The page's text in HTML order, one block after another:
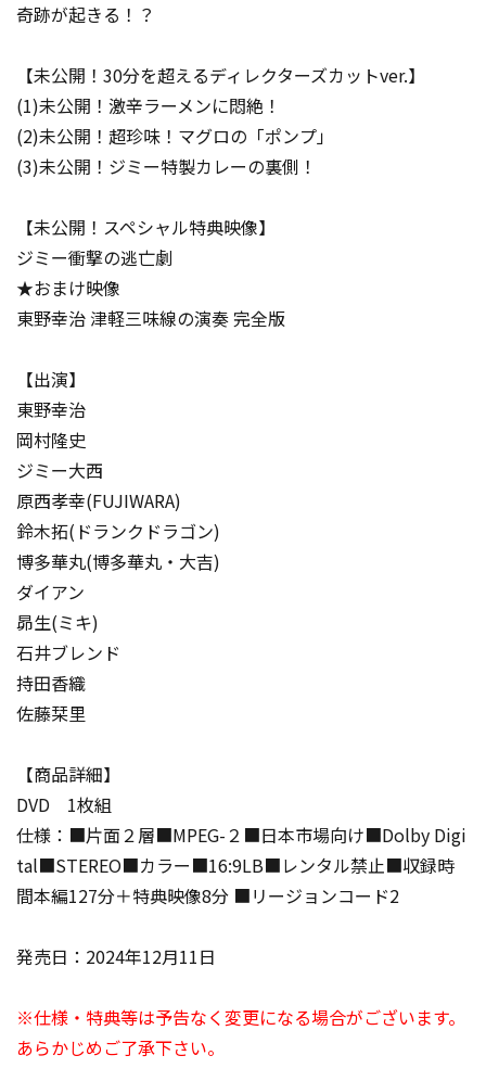
奇跡が起きる！？
【未公開！30分を超えるディレクターズカットver.】
(1)未公開！激辛ラーメンに悶絶！
(2)未公開！超珍味！マグロの「ポンプ」
(3)未公開！ジミー特製カレーの裏側！
【未公開！スペシャル特典映像】
ジミー衝撃の逃亡劇
★おまけ映像
東野幸治 津軽三味線の演奏 完全版
【出演】
東野幸治
岡村隆史
ジミー大西
原西孝幸(FUJIWARA)
鈴木拓(ドランクドラゴン)
博多華丸(博多華丸・大吉)
ダイアン
昴生(ミキ)
石井ブレンド
持田香織
佐藤栞里
【商品詳細】
DVD 1枚組
仕様：■片面２層■MPEG-２■日本市場向け■Dolby Digi
tal■STEREO■カラー■16:9LB■レンタル禁止■収録時
間本編127分＋特典映像8分 ■リージョンコード2
発売日：2024年12月11日
※仕様・特典等は予告なく変更になる場合がございます。
あらかじめご了承下さい。